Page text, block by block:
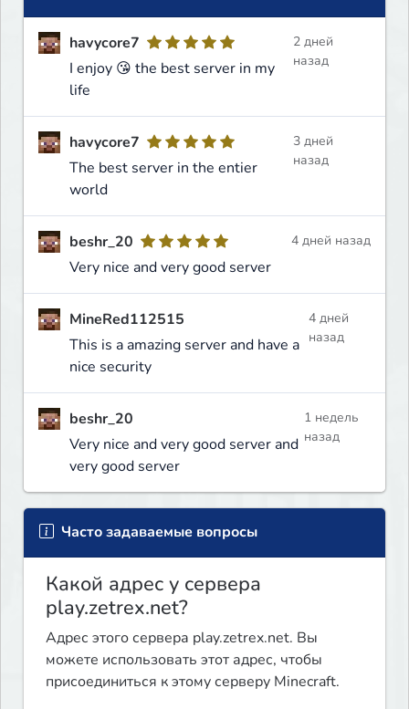
havycore7
I enjoy 😘 the best server in my
life
2 дней
назад
havycore7
The best server in the entier
world
3 дней
назад
beshr_20
Very nice and very good server
4 дней назад
MineRed112515
This is a amazing server and have a
nice security
4 дней
назад
beshr_20
Very nice and very good server and
very good server
1 недель
назад
Часто задаваемые вопросы
Какой адрес у сервера
play.zetrex.net?
Адрес этого сервера play.zetrex.net. Вы
можете использовать этот адрес, чтобы
присоединиться к этому серверу Minecraft.